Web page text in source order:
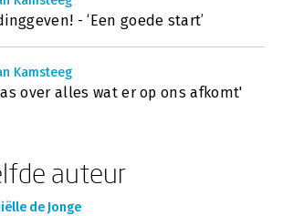
- ‘Een goede start’
Kamsteeg
over alles wat er op ons afkomt'
auteur
de Jonge